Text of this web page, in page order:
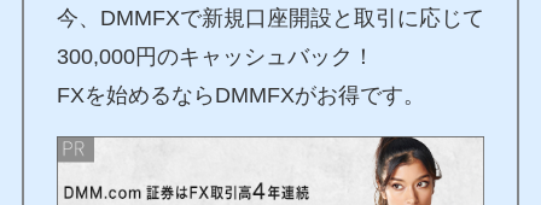
今、DMMFXで新規口座開設と取引に応じて
300,000円のキャッシュバック！
FXを始めるならDMMFXがお得です。